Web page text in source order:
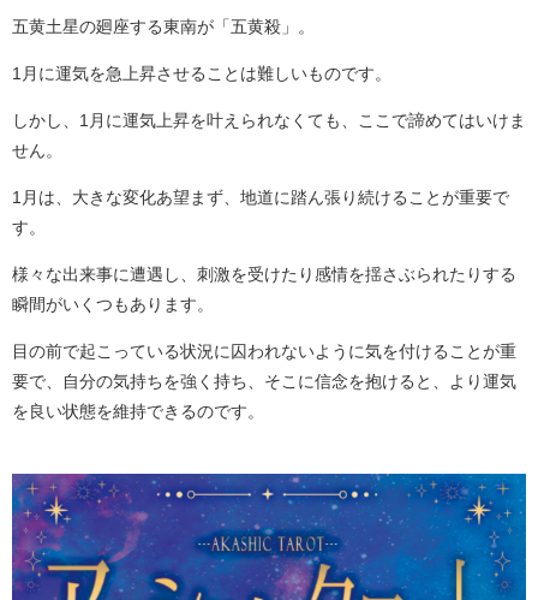
五黄土星の廻座する東南が「五黄殺」。
1月に運気を急上昇させることは難しいものです。
しかし、1月に運気上昇を叶えられなくても、ここで諦めてはいけま
せん。
1月は、大きな変化あ望まず、地道に踏ん張り続けることが重要で
す。
様々な出来事に遭遇し、刺激を受けたり感情を揺さぶられたりする
瞬間がいくつもあります。
目の前で起こっている状況に囚われないように気を付けることが重
要で、自分の気持ちを強く持ち、そこに信念を抱けると、より運気
を良い状態を維持できるのです。